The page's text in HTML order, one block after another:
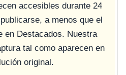
accesibles durante 24
a menos que el
en Destacados. Nuestra
tal como aparecen en
original.